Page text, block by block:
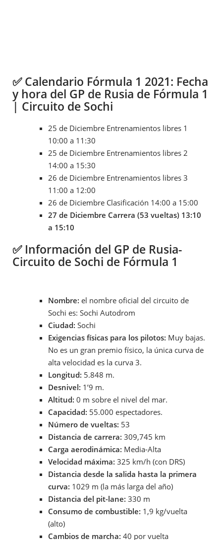
✅ Calendario Fórmula 1 2021: Fecha
y hora del GP de Rusia de Fórmula 1
| Circuito de Sochi
25 de Diciembre Entrenamientos libres 1
10:00 a 11:30
25 de Diciembre Entrenamientos libres 2
14:00 a 15:30
26 de Diciembre Entrenamientos libres 3
11:00 a 12:00
26 de Diciembre Clasificación 14:00 a 15:00
27 de Diciembre Carrera (53 vueltas) 13:10
a 15:10
✅ Información del GP de Rusia-
Circuito de Sochi de Fórmula 1
Nombre: el nombre oficial del circuito de
Sochi es: Sochi Autodrom
Ciudad: Sochi
Exigencias físicas para los pilotos: Muy bajas.
No es un gran premio físico, la única curva de
alta velocidad es la curva 3.
Longitud: 5.848 m.
Desnivel: 1’9 m.
Altitud: 0 m sobre el nivel del mar.
Capacidad: 55.000 espectadores.
Número de vueltas: 53
Distancia de carrera: 309,745 km
Carga aerodinámica: Media-Alta
Velocidad máxima: 325 km/h (con DRS)
Distancia desde la salida hasta la primera
curva: 1029 m (la más larga del año)
Distancia del pit-lane: 330 m
Consumo de combustible: 1,9 kg/vuelta
(alto)
Cambios de marcha: 40 por vuelta